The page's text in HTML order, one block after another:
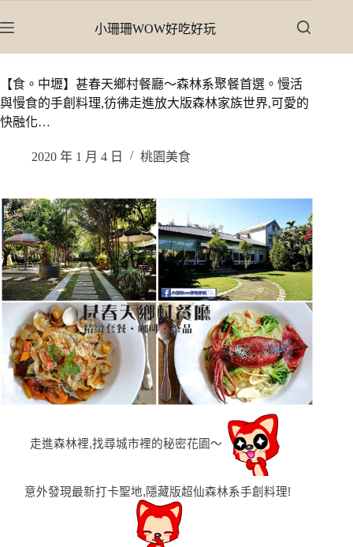
至
內
容
小珊珊WOW好吃好玩
【食。中壢】甚春天鄉村餐廳〜森林系聚餐首選。慢活
與慢食的手創料理,彷彿走進放大版森林家族世界,可愛的
快融化…
2020 年 1 月 4 日 桃園美食
走進森林裡,找尋城市裡的秘密花園〜
意外發現最新打卡聖地,隱藏版超仙森林系手創料理!